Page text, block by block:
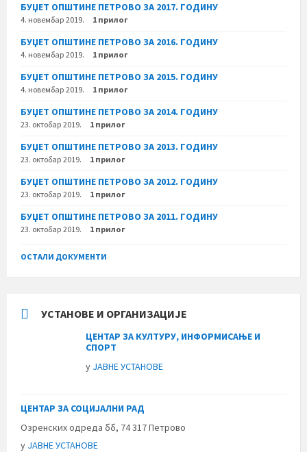
БУЏЕТ ОПШТИНЕ ПЕТРОВО ЗА 2017. ГОДИНУ
4. новембар 2019. 1 прилог
БУЏЕТ ОПШТИНЕ ПЕТРОВО ЗА 2016. ГОДИНУ
4. новембар 2019. 1 прилог
БУЏЕТ ОПШТИНЕ ПЕТРОВО ЗА 2015. ГОДИНУ
4. новембар 2019. 1 прилог
БУЏЕТ ОПШТИНЕ ПЕТРОВО ЗА 2014. ГОДИНУ
23. октобар 2019. 1 прилог
БУЏЕТ ОПШТИНЕ ПЕТРОВО ЗА 2013. ГОДИНУ
23. октобар 2019. 1 прилог
БУЏЕТ ОПШТИНЕ ПЕТРОВО ЗА 2012. ГОДИНУ
23. октобар 2019. 1 прилог
БУЏЕТ ОПШТИНЕ ПЕТРОВО ЗА 2011. ГОДИНУ
23. октобар 2019. 1 прилог
ОСТАЛИ ДОКУМЕНТИ
УСТАНОВЕ И ОРГАНИЗАЦИЈЕ
ЦЕНТАР ЗА КУЛТУРУ, ИНФОРМИСАЊЕ И
СПОРТ
у ЈАВНЕ УСТАНОВЕ
ЦЕНТАР ЗА СОЦИЈАЛНИ РАД
Озренских одреда бб, 74 317 Петрово
у ЈАВНЕ УСТАНОВЕ